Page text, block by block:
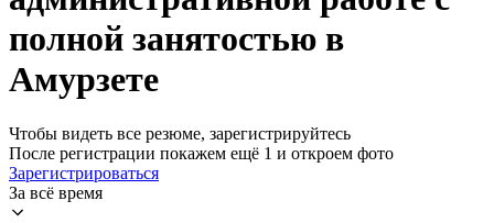
полной занятостью в
Амурзете
Чтобы видеть все резюме, зарегистрируйтесь
После регистрации покажем ещё 1 и откроем фото
Зарегистрироваться
За всё время